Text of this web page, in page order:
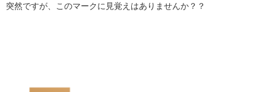
突然ですが、このマークに見覚えはありませんか？？